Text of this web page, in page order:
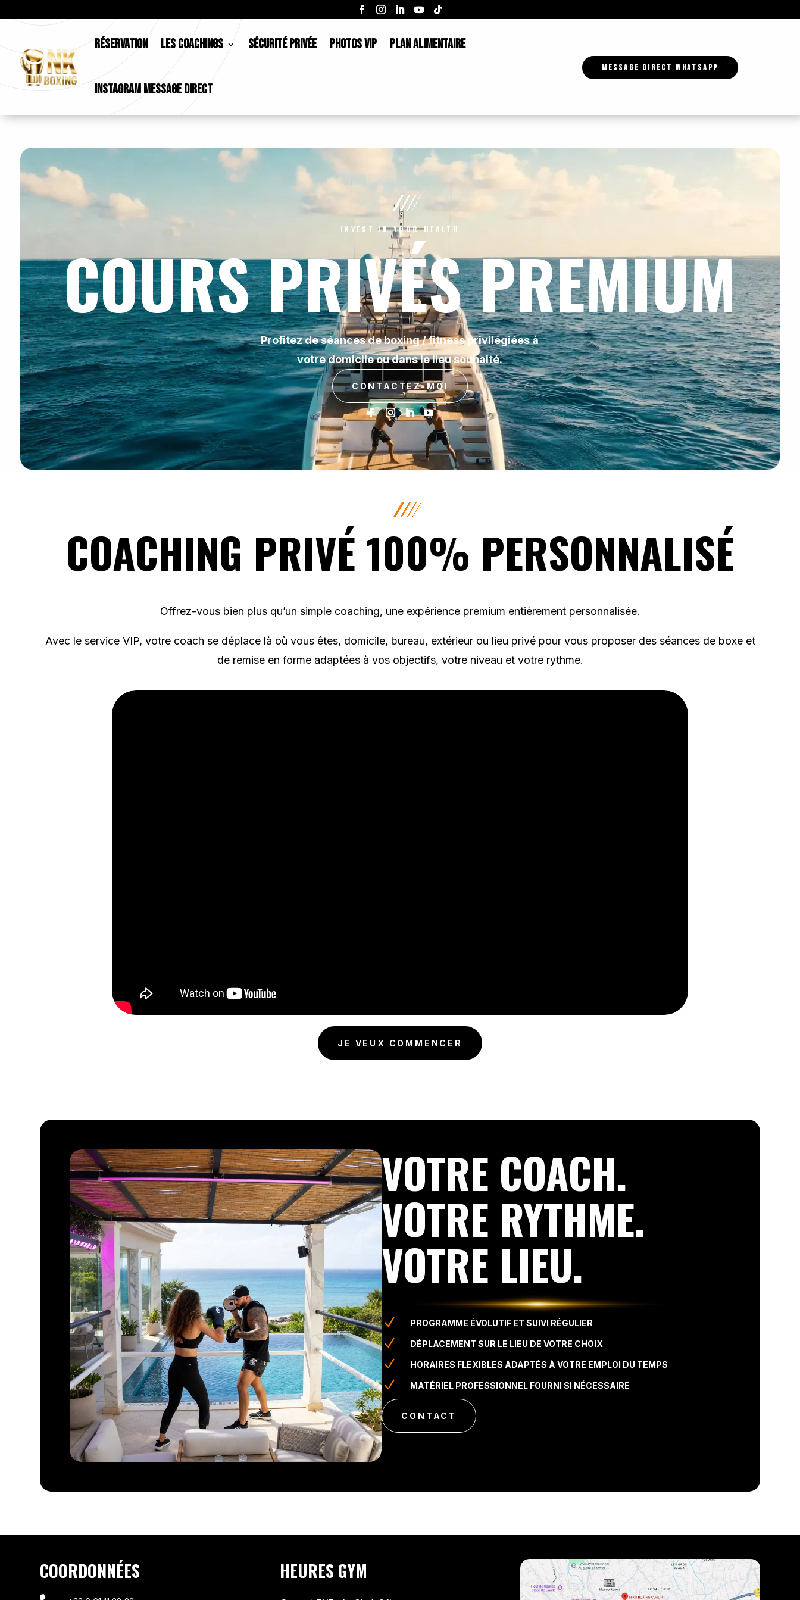
RÉSERVATION LES COACHINGS SÉCURITÉ PRIVÉE PHOTOS VIP PLAN ALIMENTAIRE
INSTAGRAM MESSAGE DIRECT
MESSAGE DIRECT WHATSAPP
INVEST IN YOUR HEALTH
COURS PRIVÉS PREMIUM
Profitez de séances de boxing / fitness privilégiées à
votre domicile ou dans le lieu souhaité.
CONTACTEZ-MOI
COACHING PRIVÉ 100% PERSONNALISÉ
Offrez-vous bien plus qu’un simple coaching, une expérience premium entièrement personnalisée.
Avec le service VIP, votre coach se déplace là où vous êtes, domicile, bureau, extérieur ou lieu privé pour vous proposer des séances de boxe et
de remise en forme adaptées à vos objectifs, votre niveau et votre rythme.
JE VEUX COMMENCER
VOTRE COACH.
VOTRE RYTHME.
VOTRE LIEU.
N PROGRAMME ÉVOLUTIF ET SUIVI RÉGULIER
N DÉPLACEMENT SUR LE LIEU DE VOTRE CHOIX
N HORAIRES FLEXIBLES ADAPTÉS À VOTRE EMPLOI DU TEMPS
N MATÉRIEL PROFESSIONNEL FOURNI SI NÉCESSAIRE
CONTACT
COORDONNÉES HEURES GYM